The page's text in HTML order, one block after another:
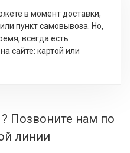
в момент доставки,
пункт самовывоза. Но,
всегда есть
сайте: картой или
Позвоните нам по
линии